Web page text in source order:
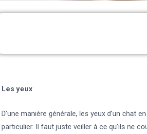
Les yeux
D’une manière générale, les yeux d’un chat
particulier. Il faut juste veiller à ce qu’ils ne